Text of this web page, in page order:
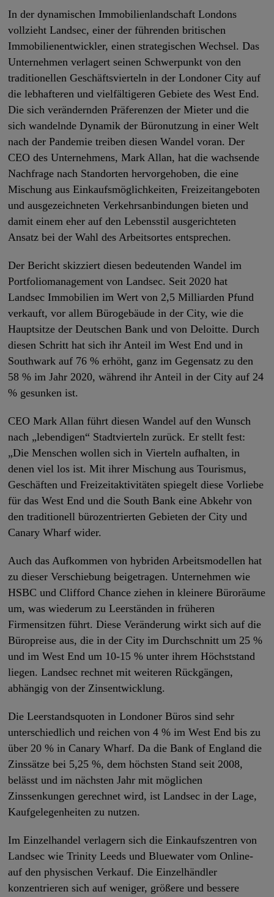
In der dynamischen Immobilienlandschaft Londons
vollzieht Landsec, einer der führenden britischen
Immobilienentwickler, einen strategischen Wechsel. Das
Unternehmen verlagert seinen Schwerpunkt von den
traditionellen Geschäftsvierteln in der Londoner City auf
die lebhafteren und vielfältigeren Gebiete des West End.
Die sich verändernden Präferenzen der Mieter und die
sich wandelnde Dynamik der Büronutzung in einer Welt
nach der Pandemie treiben diesen Wandel voran. Der
CEO des Unternehmens, Mark Allan, hat die wachsende
Nachfrage nach Standorten hervorgehoben, die eine
Mischung aus Einkaufsmöglichkeiten, Freizeitangeboten
und ausgezeichneten Verkehrsanbindungen bieten und
damit einem eher auf den Lebensstil ausgerichteten
Ansatz bei der Wahl des Arbeitsortes entsprechen.
Der Bericht skizziert diesen bedeutenden Wandel im
Portfoliomanagement von Landsec. Seit 2020 hat
Landsec Immobilien im Wert von 2,5 Milliarden Pfund
verkauft, vor allem Bürogebäude in der City, wie die
Hauptsitze der Deutschen Bank und von Deloitte. Durch
diesen Schritt hat sich ihr Anteil im West End und in
Southwark auf 76 % erhöht, ganz im Gegensatz zu den
58 % im Jahr 2020, während ihr Anteil in der City auf 24
% gesunken ist.
CEO Mark Allan führt diesen Wandel auf den Wunsch
nach „lebendigen“ Stadtvierteln zurück. Er stellt fest:
„Die Menschen wollen sich in Vierteln aufhalten, in
denen viel los ist. Mit ihrer Mischung aus Tourismus,
Geschäften und Freizeitaktivitäten spiegelt diese Vorliebe
für das West End und die South Bank eine Abkehr von
den traditionell bürozentrierten Gebieten der City und
Canary Wharf wider.
Auch das Aufkommen von hybriden Arbeitsmodellen hat
zu dieser Verschiebung beigetragen. Unternehmen wie
HSBC und Clifford Chance ziehen in kleinere Büroräume
um, was wiederum zu Leerständen in früheren
Firmensitzen führt. Diese Veränderung wirkt sich auf die
Büropreise aus, die in der City im Durchschnitt um 25 %
und im West End um 10-15 % unter ihrem Höchststand
liegen. Landsec rechnet mit weiteren Rückgängen,
abhängig von der Zinsentwicklung.
Die Leerstandsquoten in Londoner Büros sind sehr
unterschiedlich und reichen von 4 % im West End bis zu
über 20 % in Canary Wharf. Da die Bank of England die
Zinssätze bei 5,25 %, dem höchsten Stand seit 2008,
belässt und im nächsten Jahr mit möglichen
Zinssenkungen gerechnet wird, ist Landsec in der Lage,
Kaufgelegenheiten zu nutzen.
Im Einzelhandel verlagern sich die Einkaufszentren von
Landsec wie Trinity Leeds und Bluewater vom Online-
auf den physischen Verkauf. Die Einzelhändler
konzentrieren sich auf weniger, größere und bessere